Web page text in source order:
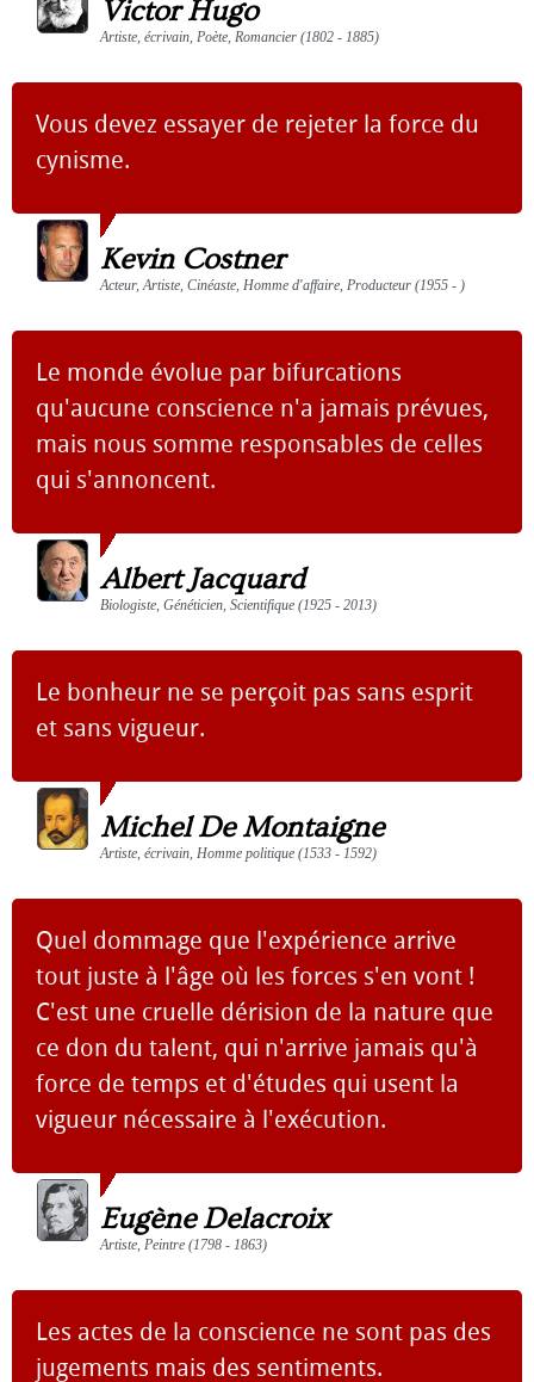
Victor Hugo
Artiste, écrivain, Poète, Romancier (1802 - 1885)
Vous devez essayer de rejeter la force du
cynisme.
Kevin Costner
Acteur, Artiste, Cinéaste, Homme d'affaire, Producteur (1955 - )
Le monde évolue par bifurcations
qu'aucune conscience n'a jamais prévues,
mais nous somme responsables de celles
qui s'annoncent.
Albert Jacquard
Biologiste, Généticien, Scientifique (1925 - 2013)
Le bonheur ne se perçoit pas sans esprit
et sans vigueur.
Michel De Montaigne
Artiste, écrivain, Homme politique (1533 - 1592)
Quel dommage que l'expérience arrive
tout juste à l'âge où les forces s'en vont !
C'est une cruelle dérision de la nature que
ce don du talent, qui n'arrive jamais qu'à
force de temps et d'études qui usent la
vigueur nécessaire à l'exécution.
Eugène Delacroix
Artiste, Peintre (1798 - 1863)
Les actes de la conscience ne sont pas des
jugements mais des sentiments.